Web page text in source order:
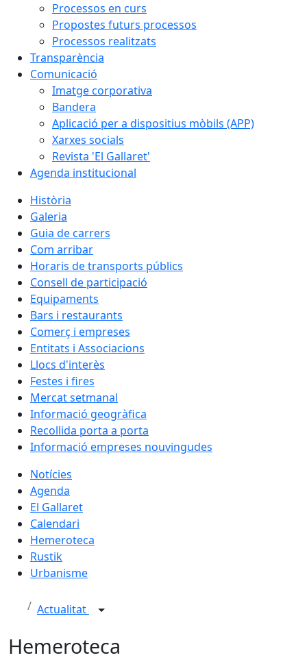
Processos en curs
Propostes futurs processos
Processos realitzats
Transparència
Comunicació
Imatge corporativa
Bandera
Aplicació per a dispositius mòbils (APP)
Xarxes socials
Revista 'El Gallaret'
Agenda institucional
Història
Galeria
Guia de carrers
Com arribar
Horaris de transports públics
Consell de participació
Equipaments
Bars i restaurants
Comerç i empreses
Entitats i Associacions
Llocs d'interès
Festes i fires
Mercat setmanal
Informació geogràfica
Recollida porta a porta
Informació empreses nouvingudes
Notícies
Agenda
El Gallaret
Calendari
Hemeroteca
Rustik
Urbanisme
Actualitat
Hemeroteca